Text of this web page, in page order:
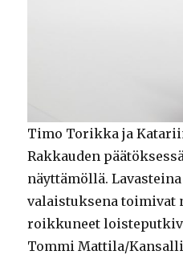
Timo Torikka ja
Rakkauden
näyttämöllä.
valaistuksena toimivat
roikkuneet
Tommi Mattila/